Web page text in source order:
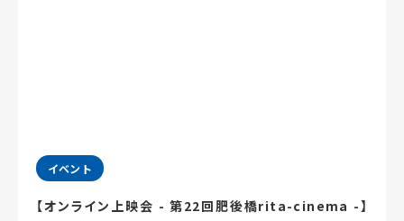
イベント
【オンライン上映会 - 第22回肥後橋rita-cinema -】